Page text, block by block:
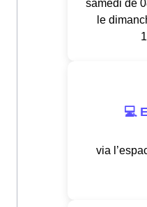
samedi de
le
💻
via